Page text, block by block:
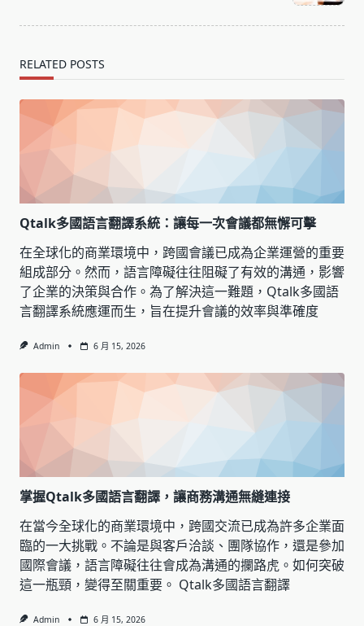
RELATED POSTS
Qtalk多國語言翻譯系統：讓每一次會議都無懈可擊
在全球化的商業環境中，跨國會議已成為企業運營的重要
組成部分。然而，語言障礙往往阻礙了有效的溝通，影響
了企業的決策與合作。為了解決這一難題，Qtalk多國語
言翻譯系統應運而生，旨在提升會議的效率與準確度
Admin 6 月 15, 2026
掌握Qtalk多國語言翻譯，讓商務溝通無縫連接
在當今全球化的商業環境中，跨國交流已成為許多企業面
臨的一大挑戰。不論是與客戶洽談、團隊協作，還是參加
國際會議，語言障礙往往會成為溝通的攔路虎。如何突破
這一瓶頸，變得至關重要。 Qtalk多國語言翻譯
Admin 6 月 15, 2026